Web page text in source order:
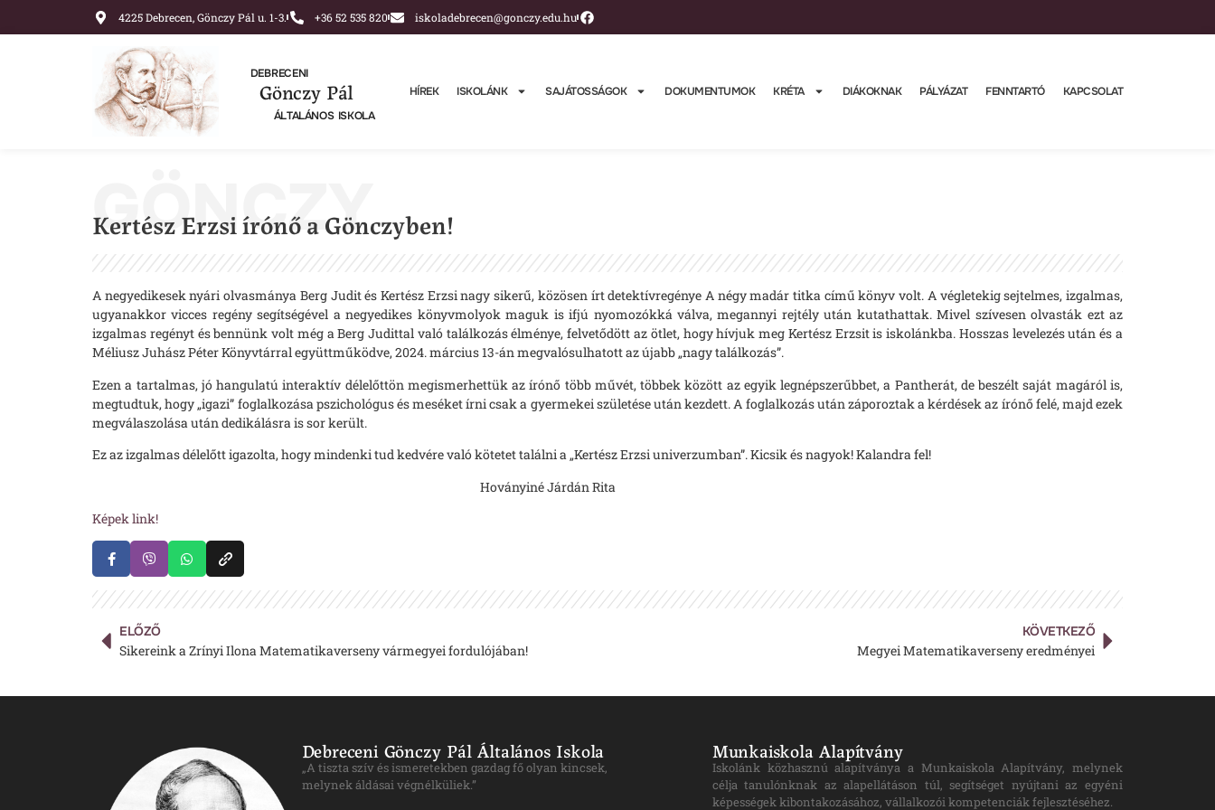
4225 Debrecen, Gönczy Pál u. 1-3. +36 52 535 820 iskoladebrecen@gonczy.edu.hu
DEBRECENI
Gönczy Pál
ÁLTALÁNOS ISKOLA
HÍREK ISKOLÁNK SAJÁTOSSÁGOK DOKUMENTUMOK KRÉTA DIÁKOKNAK PÁLYÁZAT FENNTARTÓ KAPCSOLAT
GÖNCZY
Kertész Erzsi írónő a Gönczyben!
A negyedikesek nyári olvasmánya Berg Judit és Kertész Erzsi nagy sikerű, közösen írt detektívregénye A négy madár titka című könyv volt. A végletekig sejtelmes, izgalmas,
ugyanakkor vicces regény segítségével a negyedikes könyvmolyok maguk is ifjú nyomozókká válva, megannyi rejtély után kutathattak. Mivel szívesen olvasták ezt az
izgalmas regényt és bennünk volt még a Berg Judittal való találkozás élménye, felvetődött az ötlet, hogy hívjuk meg Kertész Erzsit is iskolánkba. Hosszas levelezés után és a
Méliusz Juhász Péter Könyvtárral együttműködve, 2024. március 13-án megvalósulhatott az újabb „nagy találkozás”.
Ezen a tartalmas, jó hangulatú interaktív délelőttön megismerhettük az írónő több művét, többek között az egyik legnépszerűbbet, a Pantherát, de beszélt saját magáról is,
megtudtuk, hogy „igazi” foglalkozása pszichológus és meséket írni csak a gyermekei születése után kezdett. A foglalkozás után záporoztak a kérdések az írónő felé, majd ezek
megválaszolása után dedikálásra is sor került.
Ez az izgalmas délelőtt igazolta, hogy mindenki tud kedvére való kötetet találni a „Kertész Erzsi univerzumban”. Kicsik és nagyok! Kalandra fel!
Hoványiné Járdán Rita
Képek link!
ELŐZŐ
Sikereink a Zrínyi Ilona Matematikaverseny vármegyei fordulójában!
KÖVETKEZŐ
Megyei Matematikaverseny eredményei
Debreceni Gönczy Pál Általános Iskola
„A tiszta szív és ismeretekben gazdag fő olyan kincsek,
melynek áldásai végnélküliek.”
Munkaiskola Alapítvány
Iskolánk közhasznú alapítványa a Munkaiskola Alapítvány, melynek
célja tanulónknak az alapellátáson túl, segítséget nyújtani az egyéni
képességek kibontakozásához, vállalkozói kompetenciák fejlesztéséhez.